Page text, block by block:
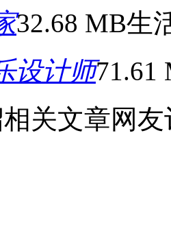
32.68 MB生
设计师71.61
相关文章网